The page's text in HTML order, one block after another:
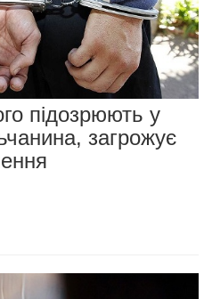
підозрюють у
загрожує